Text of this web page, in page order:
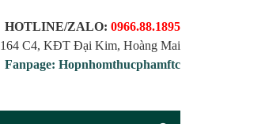
HOTLINE/ZALO: 0966.88.1895
164 C4, KĐT Đại Kim, Hoàng Mai
Fanpage: Hopnhomthucphamftc